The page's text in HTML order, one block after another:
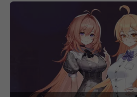
페이지 이동